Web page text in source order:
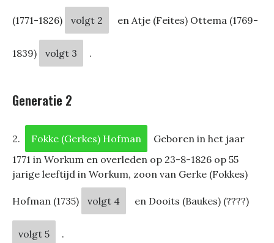
(1771-1826) volgt 2 en Atje (Feites) Ottema (1769-
1839) volgt 3 .
Generatie 2
2. Fokke (Gerkes) Hofman
Geboren in het jaar
1771 in Workum en overleden op 23-8-1826 op 55
jarige leeftijd in Workum, zoon van Gerke (Fokkes)
Hofman (1735) volgt 4 en Dooits (Baukes) (????)
volgt 5 .